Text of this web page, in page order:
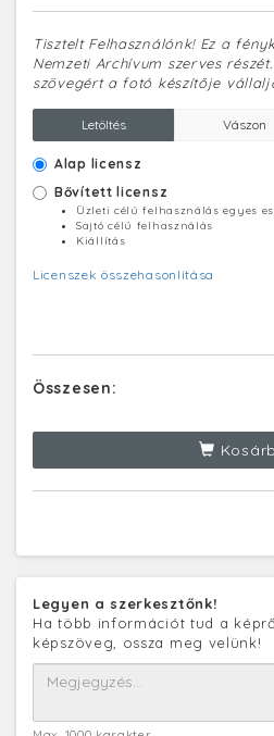
Tisztelt Felhasználónk! Ez a
Nemzeti Archívum szerves
szövegért a fotó készítője
Letöltés Vászon
Alap licensz
Bővített licensz
Üzleti célú felhasználás egyes
Sajtó célú felhasználás
Kiállítás
Licenszek összehasonlítása
Összesen:
Legyen a szerkesztőnk!
Ha több információt tud a
képszöveg, ossza meg velünk!